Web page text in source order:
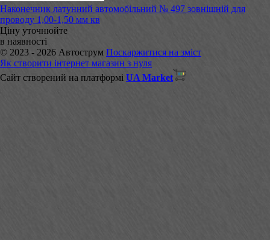
Наконечник латунний автомобільний № 497 зовнішній для
проводу 1,00-1,50 мм кв
Ціну уточнюйте
в наявності
© 2023 - 2026 Автострум Поскаржитися на зміст
Як створити інтернет магазин з нуля
Сайт створений на платформі UA Market